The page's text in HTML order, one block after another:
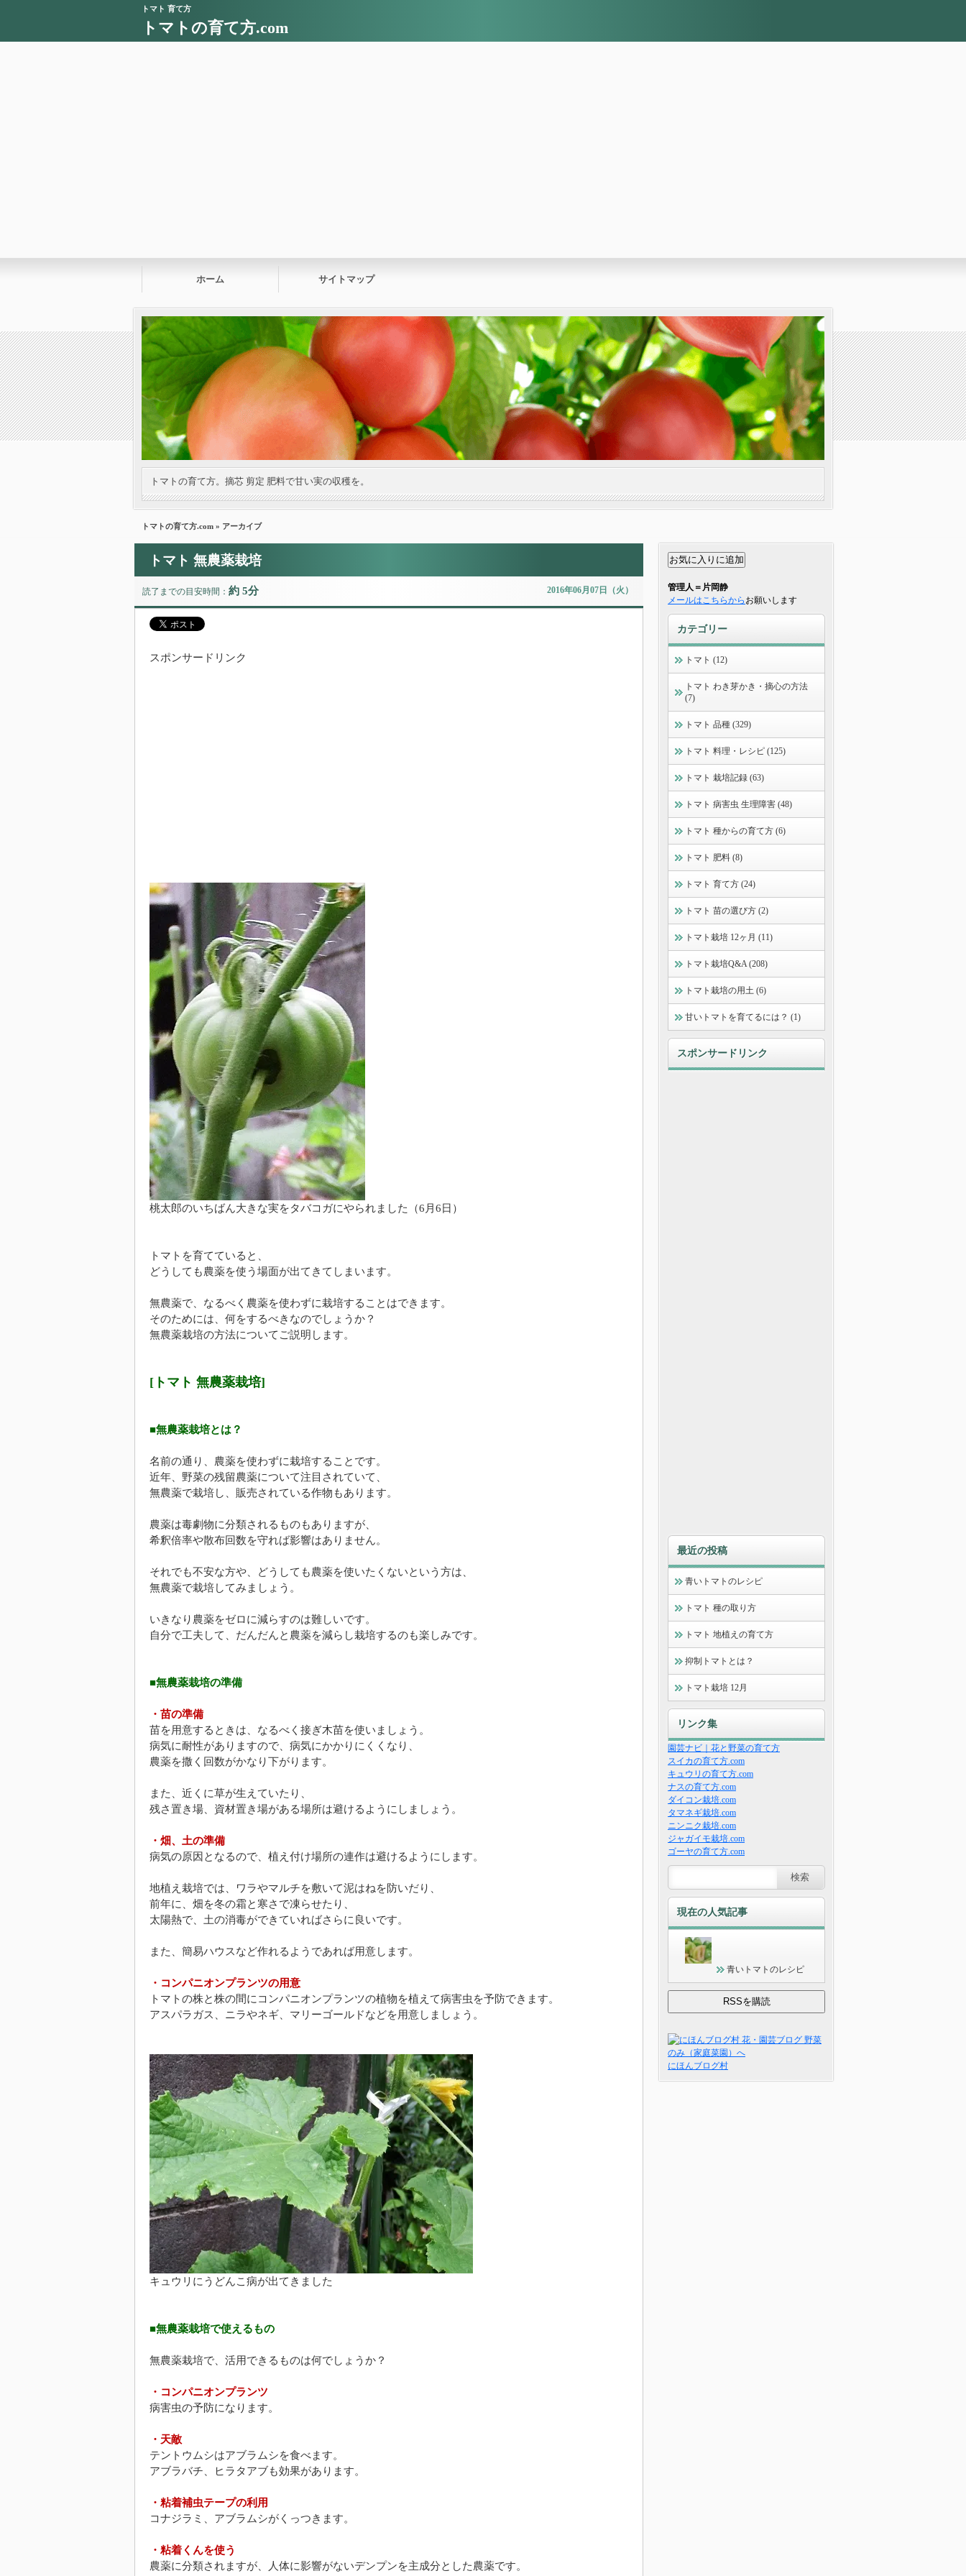
トマト 育て方
トマトの育て方.com
ホーム サイトマップ
トマトの育て方。摘芯 剪定 肥料で甘い実の収穫を。
トマトの育て方.com » アーカイブ
トマト 無農薬栽培
読了までの目安時間： 約 5分 2016年06月07日（火）
スポンサードリンク
桃太郎のいちばん大きな実をタバコガにやられました（6月6日）
トマトを育てていると、
どうしても農薬を使う場面が出てきてしまいます。
無農薬で、なるべく農薬を使わずに栽培することはできます。
そのためには、何をするべきなのでしょうか？
無農薬栽培の方法についてご説明します。
[トマト 無農薬栽培]
■無農薬栽培とは？
名前の通り、農薬を使わずに栽培することです。
近年、野菜の残留農薬について注目されていて、
無農薬で栽培し、販売されている作物もあります。
農薬は毒劇物に分類されるものもありますが、
希釈倍率や散布回数を守れば影響はありません。
それでも不安な方や、どうしても農薬を使いたくないという方は、
無農薬で栽培してみましょう。
いきなり農薬をゼロに減らすのは難しいです。
自分で工夫して、だんだんと農薬を減らし栽培するのも楽しみです。
■無農薬栽培の準備
・苗の準備
苗を用意するときは、なるべく接ぎ木苗を使いましょう。
病気に耐性がありますので、病気にかかりにくくなり、
農薬を撒く回数がかなり下がります。
また、近くに草が生えていたり、
残さ置き場、資材置き場がある場所は避けるようにしましょう。
・畑、土の準備
病気の原因となるので、植え付け場所の連作は避けるようにします。
地植え栽培では、ワラやマルチを敷いて泥はねを防いだり、
前年に、畑を冬の霜と寒さで凍らせたり、
太陽熱で、土の消毒ができていればさらに良いです。
また、簡易ハウスなど作れるようであれば用意します。
・コンパニオンプランツの用意
トマトの株と株の間にコンパニオンプランツの植物を植えて病害虫を予防できます。
アスパラガス、ニラやネギ、マリーゴールドなどを用意しましょう。
キュウリにうどんこ病が出てきました
■無農薬栽培で使えるもの
無農薬栽培で、活用できるものは何でしょうか？
・コンパニオンプランツ
病害虫の予防になります。
・天敵
テントウムシはアブラムシを食べます。
アブラバチ、ヒラタアブも効果があります。
・粘着補虫テープの利用
コナジラミ、アブラムシがくっつきます。
・粘着くんを使う
農薬に分類されますが、人体に影響がないデンプンを主成分とした農薬です。
管理人＝片岡静
メールはこちらから お願いします
カテゴリー
トマト (12)
トマト わき芽かき・摘心の方法
(7)
トマト 品種 (329)
トマト 料理・レシピ (125)
トマト 栽培記録 (63)
トマト 病害虫 生理障害 (48)
トマト 種からの育て方 (6)
トマト 肥料 (8)
トマト 育て方 (24)
トマト 苗の選び方 (2)
トマト栽培 12ヶ月 (11)
トマト栽培Q&A (208)
トマト栽培の用土 (6)
甘いトマトを育てるには？ (1)
スポンサードリンク
最近の投稿
青いトマトのレシピ
トマト 種の取り方
トマト 地植えの育て方
抑制トマトとは？
トマト栽培 12月
リンク集
園芸ナビ｜花と野菜の育て方
スイカの育て方.com
キュウリの育て方.com
ナスの育て方.com
ダイコン栽培.com
タマネギ栽培.com
ニンニク栽培.com
ジャガイモ栽培.com
ゴーヤの育て方.com
現在の人気記事
青いトマトのレシピ
にほんブログ村